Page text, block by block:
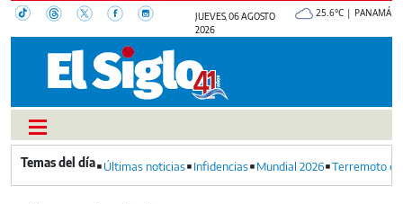
JUEVES, 06 AGOSTO
2026
25.6°C | PANAMÁ
Últimas noticias Infidencias Mundial 2026 Terremoto